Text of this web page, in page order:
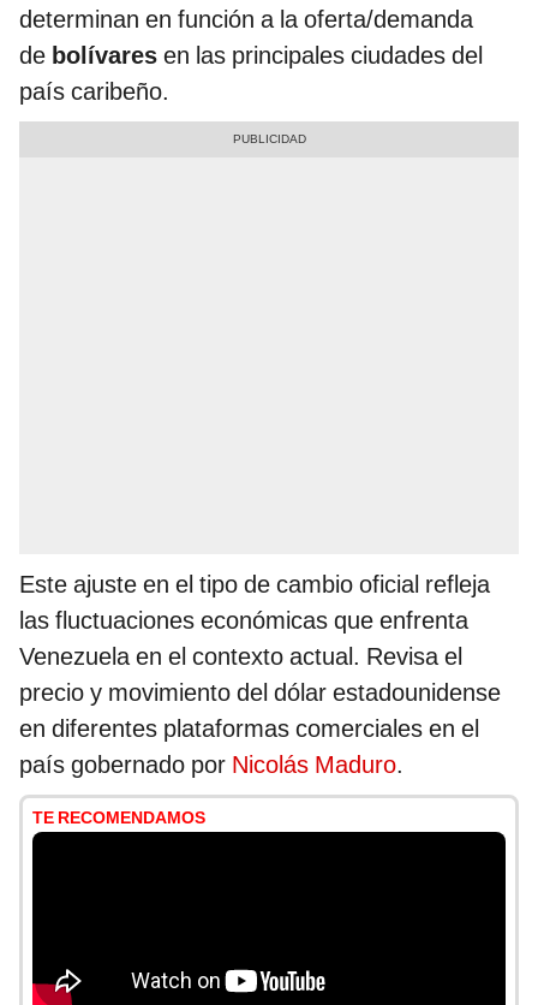
determinan en función a la oferta/demanda
de bolívares en las principales ciudades del
país caribeño.
Este ajuste en el tipo de cambio oficial refleja
las fluctuaciones económicas que enfrenta
Venezuela en el contexto actual. Revisa el
precio y movimiento del dólar estadounidense
en diferentes plataformas comerciales en el
país gobernado por Nicolás Maduro.
TE RECOMENDAMOS